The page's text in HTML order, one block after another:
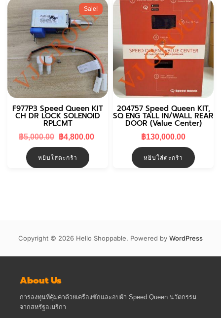
Sale!
F977P3 Speed Queen KIT
CH DR LOCK SOLENOID
RPLCMT
฿5,000.00 Original
฿5,000.00.
฿4,800.00
฿4,800.00.
หยิบใส่ตะกร้า
204757 Speed Queen KIT,
SQ ENG TALL IN/WALL REAR
DOOR (Value Center)
฿130,000.00
หยิบใส่ตะกร้า
Copyright © 2026 Hello Shoppable. Powered by WordPress
About Us
การลงทุนที่คุ้มค่าด้วยเครื่องซักและอบผ้า Speed Queen นวัตกรรม
จากสหรัฐอเมริกา